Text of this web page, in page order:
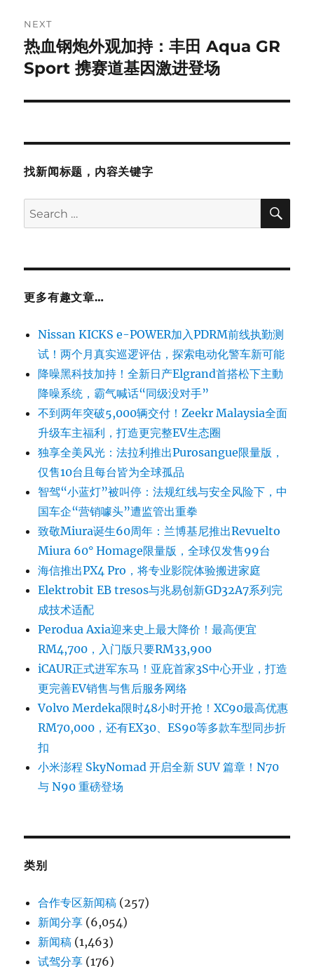
NEXT
Next
post:
热血钢炮外观加持：丰田 Aqua GR
Sport 携赛道基因激进登场
找新闻标题，内容关键字
Search
for:
更多有趣文章…
Nissan KICKS e-POWER加入PDRM前线执勤测
试！两个月真实巡逻评估，探索电动化警车新可能
降噪黑科技加持！全新日产Elgrand首搭松下主動
降噪系统，霸气喊话“同级没对手”
不到两年突破5,000辆交付！Zeekr Malaysia全面
升级车主福利，打造更完整EV生态圈
独享全美风光：法拉利推出Purosangue限量版，
仅售10台且每台皆为全球孤品
智驾“小蓝灯”被叫停：法规红线与安全风险下，中
国车企“营销噱头”遭监管出重拳
致敬Miura诞生60周年：兰博基尼推出Revuelto
Miura 60° Homage限量版，全球仅发售99台
海信推出PX4 Pro，将专业影院体验搬进家庭
Elektrobit EB tresos与兆易创新GD32A7系列完
成技术适配
Perodua Axia迎来史上最大降价！最高便宜
RM4,700，入门版只要RM33,900
iCAUR正式进军东马！亚庇首家3S中心开业，打造
更完善EV销售与售后服务网络
Volvo Merdeka限时48小时开抢！XC90最高优惠
RM70,000，还有EX30、ES90等多款车型同步折
扣
小米澎程 SkyNomad 开启全新 SUV 篇章！N70
与 N90 重磅登场
类别
合作专区新闻稿 (257)
新闻分享 (6,054)
新闻稿 (1,463)
试驾分享 (176)